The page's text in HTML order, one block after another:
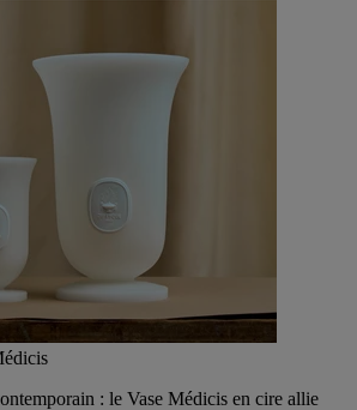
: le Vase Médicis en cire allie